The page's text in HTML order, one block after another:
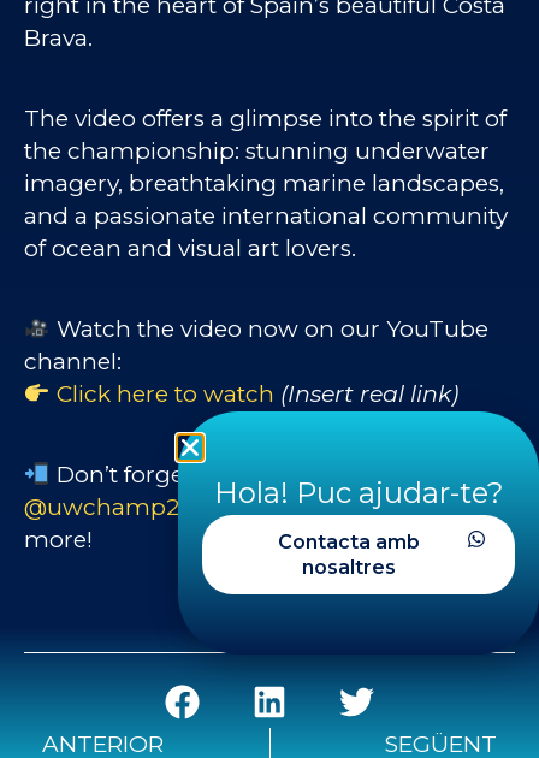
Brava.
The video offers a glimpse into the spirit of
the championship: stunning underwater
imagery, breathtaking marine landscapes,
and a passionate international community
of ocean and visual art lovers.
Watch the video now on our YouTube
channel:
Click here to watch (Insert real link)
Don’t forget to follow us on Instagram:
@uwchamp2025_cmas for updates and
more!
ANTERIOR SEGÜENT
Hola! Puc ajudar-te?
Contacta amb
nosaltres